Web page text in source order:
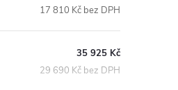
17 810 Kč bez DPH
35 925 Kč
29 690 Kč bez DPH